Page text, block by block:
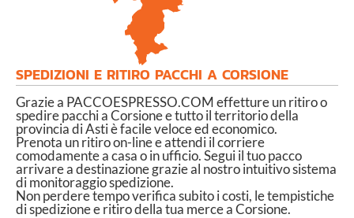
SPEDIZIONI E RITIRO PACCHI A CORSIONE
Grazie a PACCOESPRESSO.COM effetture un ritiro o
spedire pacchi a Corsione e tutto il territorio della
provincia di Asti è facile veloce ed economico.
Prenota un ritiro on-line e attendi il corriere
comodamente a casa o in ufficio. Segui il tuo pacco
arrivare a destinazione grazie al nostro intuitivo sistema
di monitoraggio spedizione.
Non perdere tempo verifica subito i costi, le tempistiche
di spedizione e ritiro della tua merce a Corsione.